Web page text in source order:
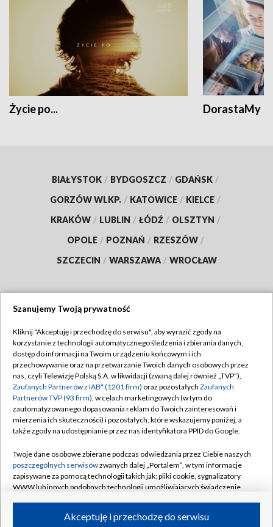
Życie po... DorastaMy
BIAŁYSTOK / BYDGOSZCZ / GDAŃSK /
GORZÓW WLKP. / KATOWICE / KIELCE /
KRAKÓW / LUBLIN / ŁÓDŹ / OLSZTYN /
OPOLE / POZNAŃ / RZESZÓW /
SZCZECIN / WARSZAWA / WROCŁAW
TVP
Abonament TVP
Emisja w TVP
Centrum informacji TVP
Naziemna Telewizja Cyfrowa
Rada Programowa
System NOS
Informacje o nadawcy
Program dla prasy
Regulamin TVP
Polityka prywatności
Moje zgody
Pomoc
Kontakt
Kanały
Szanujemy Twoją prywatność
Kliknij "Akceptuję i przechodzę do serwisu", aby wyrazić zgody na
korzystanie z technologii automatycznego śledzenia i zbierania danych,
dostęp do informacji na Twoim urządzeniu końcowym i ich
przechowywanie oraz na przetwarzanie Twoich danych osobowych przez
nas, czyli Telewizję Polską S.A. w likwidacji (zwaną dalej również „TVP”),
Zaufanych Partnerów z IAB* (1201 firm) oraz pozostałych Zaufanych
Partnerów TVP (93 firm), w celach marketingowych (w tym do
zautomatyzowanego dopasowania reklam do Twoich zainteresowań i
mierzenia ich skuteczności) i pozostałych, które wskazujemy poniżej, a
także zgody na udostępnianie przez nas identyfikatora PPID do Google.
Twoje dane osobowe zbierane podczas odwiedzania przez Ciebie naszych
poszczególnych serwisówzwanych dalej „Portalem”, w tym informacje
zapisywane za pomocą technologii takich jak: pliki cookie, sygnalizatory
WWW lub innych podobnych technologii umożliwiających świadczenie
ruchu w Internecie.Akceptuję i przechodzę do serwisu